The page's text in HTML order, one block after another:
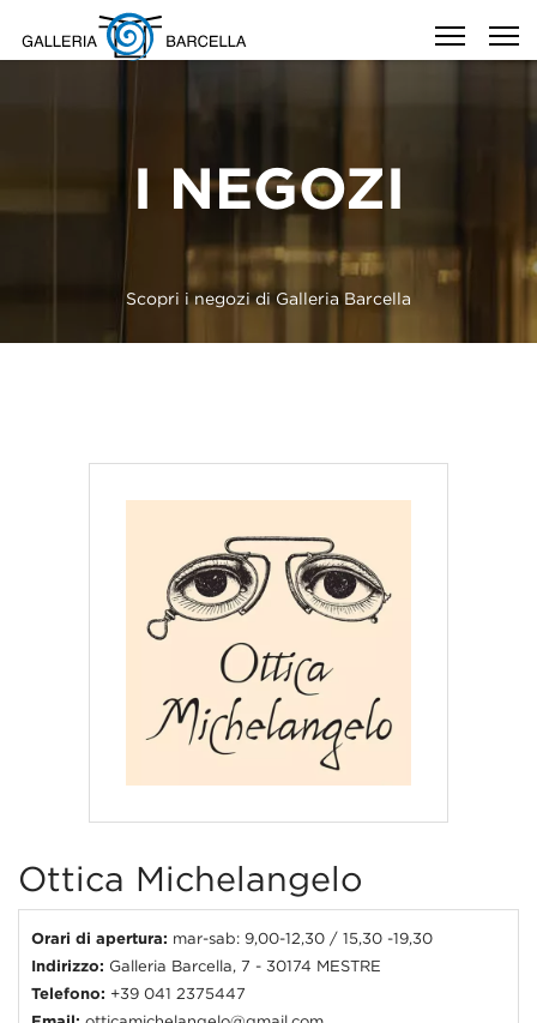
I NEGOZI
Scopri i negozi di Galleria Barcella
Ottica Michelangelo
Orari di apertura: mar-sab: 9,00-12,30 / 15,30 -19,30
Indirizzo: Galleria Barcella, 7 - 30174 MESTRE
Telefono: +39 041 2375447